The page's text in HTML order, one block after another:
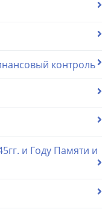
контроль
и Году Памяти и